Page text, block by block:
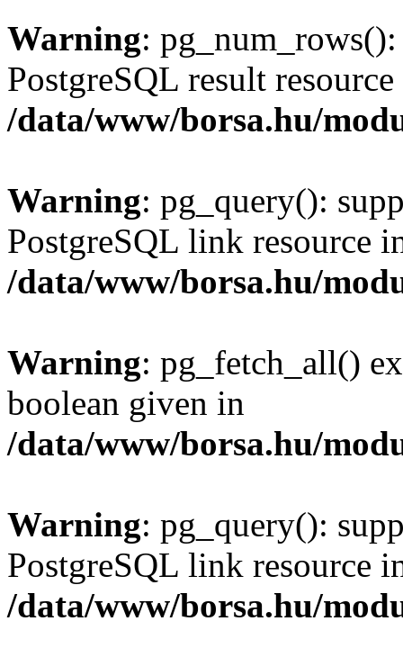
Warning:
PostgreSQL result
/data/www/borsa.hu/
Warning: pg_query():
PostgreSQL link resource
/data/www/borsa.hu/
Warning: pg_fetch_all()
boolean given in
/data/www/borsa.hu/
Warning: pg_query():
PostgreSQL link resource
/data/www/borsa.hu/